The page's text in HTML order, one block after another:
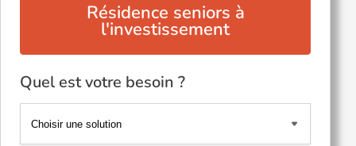
Résidence seniors à
l'investissement
Quel est votre besoin ?